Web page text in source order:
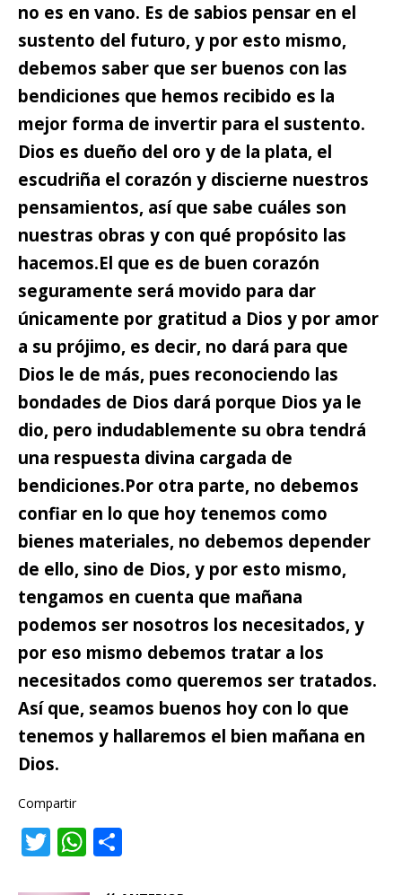
no es en vano. Es de sabios pensar en el
sustento del futuro, y por esto mismo,
debemos saber que ser buenos con las
bendiciones que hemos recibido es la
mejor forma de invertir para el sustento.
Dios es dueño del oro y de la plata, el
escudriña el corazón y discierne nuestros
pensamientos, así que sabe cuáles son
nuestras obras y con qué propósito las
hacemos.El que es de buen corazón
seguramente será movido para dar
únicamente por gratitud a Dios y por amor
a su prójimo, es decir, no dará para que
Dios le de más, pues reconociendo las
bondades de Dios dará porque Dios ya le
dio, pero indudablemente su obra tendrá
una respuesta divina cargada de
bendiciones.Por otra parte, no debemos
confiar en lo que hoy tenemos como
bienes materiales, no debemos depender
de ello, sino de Dios, y por esto mismo,
tengamos en cuenta que mañana
podemos ser nosotros los necesitados, y
por eso mismo debemos tratar a los
necesitados como queremos ser tratados.
Así que, seamos buenos hoy con lo que
tenemos y hallaremos el bien mañana en
Dios.
Compartir
T W